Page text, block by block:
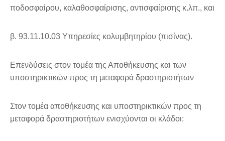
ποδοσφαίρου, καλαθοσφαίρισης, αντισφαίρισης κ.λπ., και
β. 93.11.10.03 Υπηρεσίες κολυμβητηρίου (πισίνας).
Επενδύσεις στον τομέα της Αποθήκευσης και των
υποστηρικτικών προς τη μεταφορά δραστηριοτήτων
Στον τομέα αποθήκευσης και υποστηρικτικών προς τη
μεταφορά δραστηριοτήτων ενισχύονται οι κλάδοι: